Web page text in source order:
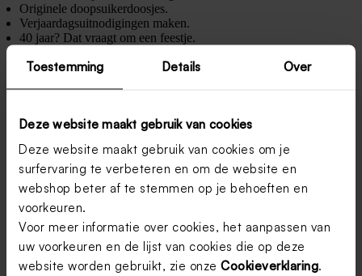
Toestemming Details Over
Deze website maakt gebruik van cookies
Deze website maakt gebruik van cookies om je
surfervaring te verbeteren en om de website en
webshop beter af te stemmen op je behoeften en
voorkeuren.
Voor meer informatie over cookies, het aanpassen van
uw voorkeuren en de lijst van cookies die op deze
website worden gebruikt, zie onze Cookieverklaring.
Originele doopsuikerdoosjes.
Verjaardagsuitnodigingen maken.
40 jaar? Dat vraagt om een feestje.
Geboortekaartjes kiezen.
Tips voor trouwkaarten.